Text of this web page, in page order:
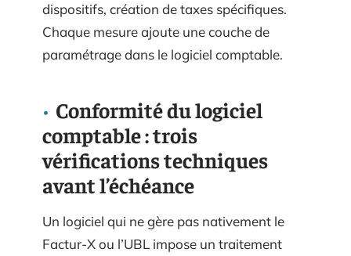
dispositifs, création de taxes spécifiques.
Chaque mesure ajoute une couche de
paramétrage dans le logiciel comptable.
Conformité du logiciel
comptable : trois
vérifications techniques
avant l’échéance
Un logiciel qui ne gère pas nativement le
Factur-X ou l’UBL impose un traitement